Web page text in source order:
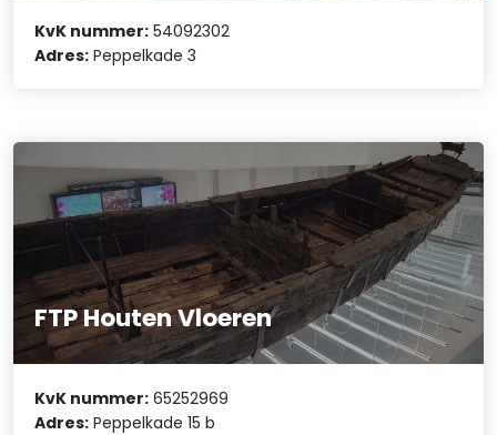
KvK nummer: 54092302
Adres: Peppelkade 3
FTP Houten Vloeren
KvK nummer: 65252969
Adres: Peppelkade 15 b